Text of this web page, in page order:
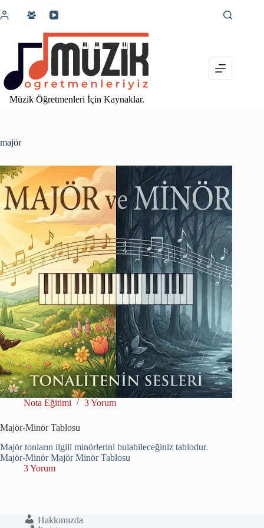
atla
Müzik Öğretmenleri İçin Kaynaklar.
majör
Nota Eğitimi 3 Yorum
Majör-Minör Tablosu
Majör tonların ilgili minörlerini bulabileceğiniz tablodur.
Majör-Minör Majör Minör Tablosu
3 Yorum
Hakkımızda